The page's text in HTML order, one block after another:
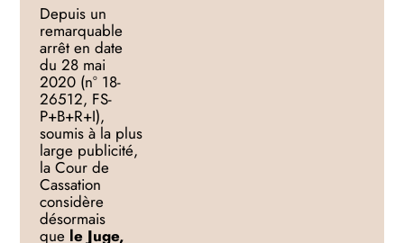
Depuis un
remarquable
arrêt en date
du 28 mai
2020 (n° 18-
26512, FS-
P+B+R+I),
soumis à la plus
large publicité,
la Cour de
Cassation
considère
désormais
que le Juge,